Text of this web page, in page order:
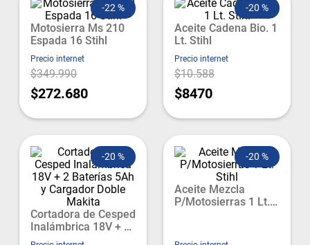
-22 %
Motosierra Ms 210
Espada 16 Stihl
Precio internet
$349.990
$272.680
-20 %
Aceite Cadena Bio. 1
Lt. Stihl
Precio internet
$10.588
$8470
-20 %
Cortadora de Cesped
Inalámbrica 18V + 2
Baterías 5Ah y
-20 %
Aceite Mezcla
P/Motosierras 1 Lt.